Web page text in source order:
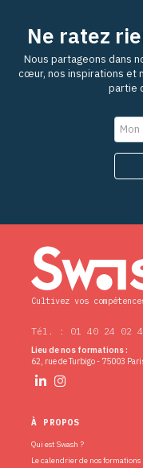
Ne ratez
Nous partageons dans
cœur, nos inspirations et
partie
Cultivez vos
Tél. : 01 40 24 02
Lieu de nos formations :
62, rue de Turbigo - 75003
À PROPOS
Qui est Swash ?
Le calendrier de nos formations